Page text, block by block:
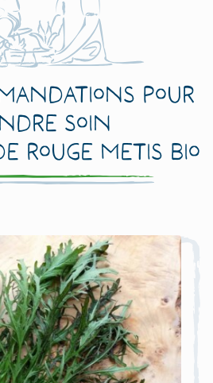
pour
soin
Rouge Metis Bio